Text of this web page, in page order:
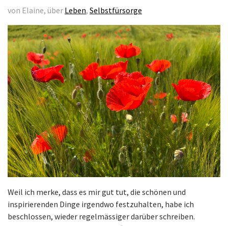
von Elaine, über Leben, Selbstfürsorge
Weil ich merke, dass es mir gut tut, die schönen und
inspirierenden Dinge irgendwo festzuhalten, habe ich
beschlossen, wieder regelmässiger darüber schreiben.